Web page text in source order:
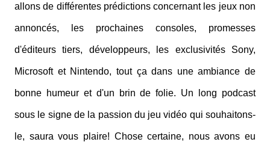
allons de différentes prédictions concernant les jeux non
annoncés, les prochaines consoles, promesses
d'éditeurs tiers, développeurs, les exclusivités Sony,
Microsoft et Nintendo, tout ça dans une ambiance de
bonne humeur et d'un brin de folie. Un long podcast
sous le signe de la passion du jeu vidéo qui souhaitons-
le, saura vous plaire! Chose certaine, nous avons eu